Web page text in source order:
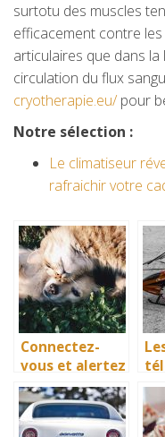
surtotu des muscles
efficacement contre
articulaires que dans
circulation du flux
cryotherapie.eu/ pour
Notre sélection :
Le climatiseur
rafraichir votre
Connectez-
vous et alertez
au plus vite
pour sauver
vos animaux!
s,